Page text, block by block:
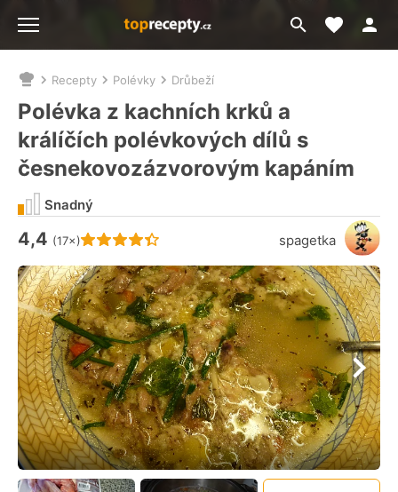
Přejít
na
Moje
Nacházíte
se
zde:
Recepty Polévky Drůbeží
Polévka z kachních krků a
králíčích polévkových dílů s
česnekovozázvorovým kapáním
Hodnocení receptu je
4,4 (17×) spagetka
Snadný